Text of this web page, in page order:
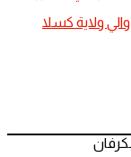
والي ولاية كسلا